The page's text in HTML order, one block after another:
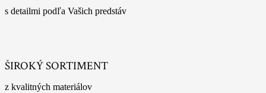
s detailmi podľa Vašich predstáv
ŠIROKÝ SORTIMENT
z kvalitných materiálov